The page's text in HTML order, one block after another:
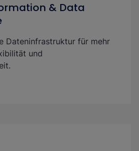
& Data
Dateninfrastruktur für mehr
und